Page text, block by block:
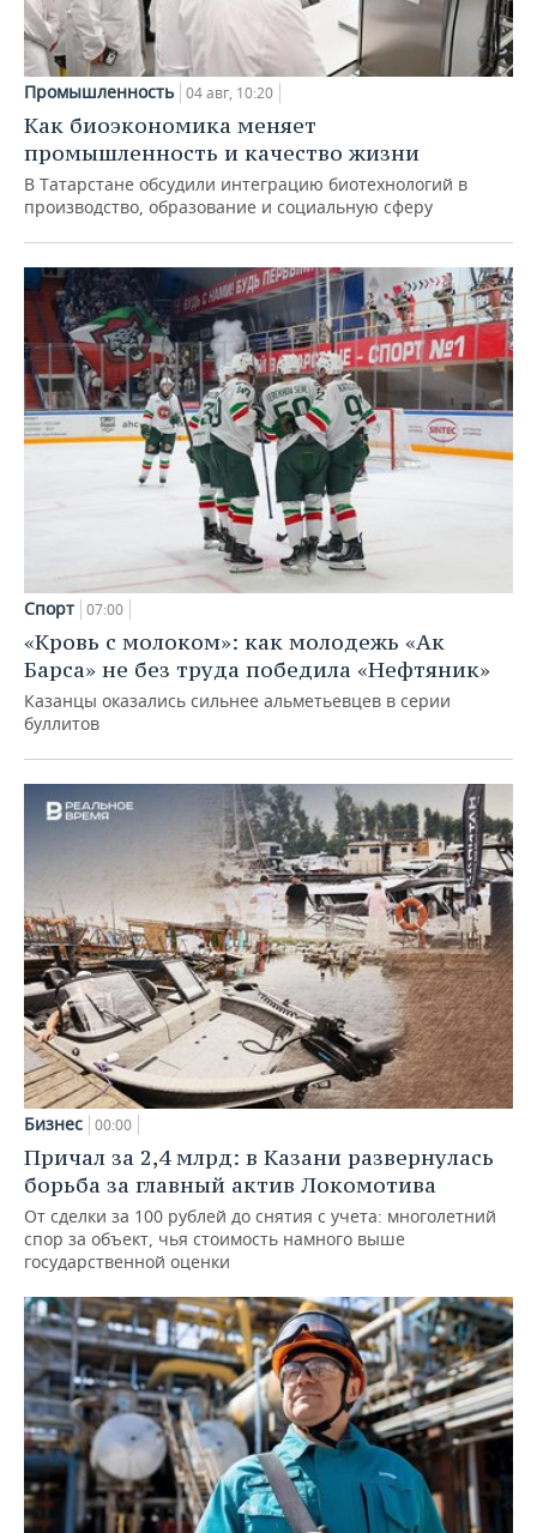
Промышленность 04 авг, 10:20
Как биоэкономика меняет
промышленность и качество жизни
В Татарстане обсудили интеграцию биотехнологий в
производство, образование и социальную сферу
Спорт 07:00
«Кровь с молоком»: как молодежь «Ак
Барса» не без труда победила «Нефтяник»
Казанцы оказались сильнее альметьевцев в серии
буллитов
Бизнес 00:00
Причал за 2,4 млрд: в Казани развернулась
борьба за главный актив Локомотива
От сделки за 100 рублей до снятия с учета: многолетний
спор за объект, чья стоимость намного выше
государственной оценки